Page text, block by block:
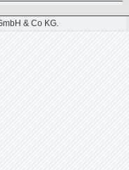
& Co KG.